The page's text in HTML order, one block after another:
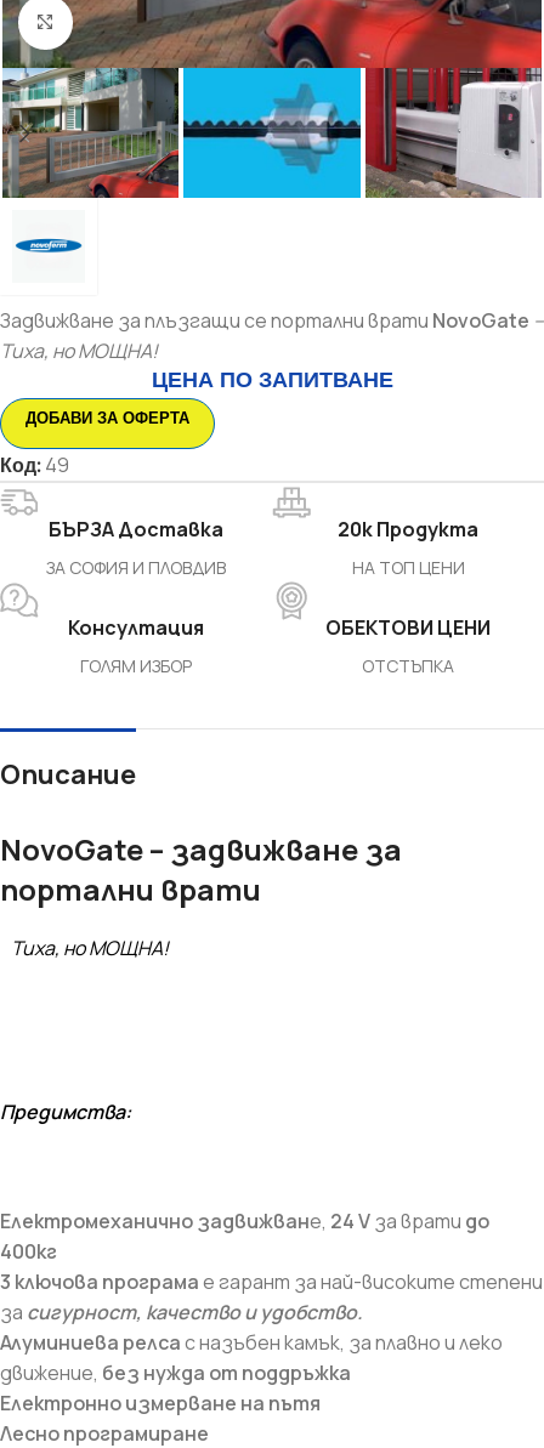
Увеличи
Задвижване за плъзгащи се портални врати NovoGate –
Тиха, но МОЩНА!
ЦЕНА ПО ЗАПИТВАНЕ
ДОБАВИ ЗА ОФЕРТА
Код:49
БЪРЗА Доставка
ЗА СОФИЯ И ПЛОВДИВ
20k Продукта
НА ТОП ЦЕНИ
Консултация
ГОЛЯМ ИЗБОР
ОБЕКТОВИ ЦЕНИ
ОТСТЪПКА
Описание
NovoGate – задвижване за
портални врати
Тиха, но МОЩНА!
Предимства:
Електромеханично задвижване, 24 V за врати до
400кг
3 ключова програмае гарант за най-високите степени
за сигурност, качество и удобство.
Алуминиева релсас назъбен камък, за плавно и леко
движение, без нужда от поддръжка
Електронно измерване на пътя
Лесно програмиране